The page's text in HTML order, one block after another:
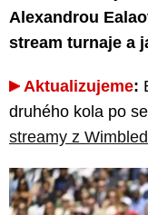
Alexandrou
stream turnaje a
Aktualizujeme:
druhého kola po
streamy z